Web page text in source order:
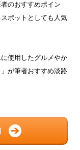
のおすすめポイン
ポットとしても人気
使用したグルメやか
が筆者おすすめ淡路